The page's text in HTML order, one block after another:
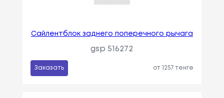
Сайлентблок заднего поперечного рычага
gsp 516272
Заказать от 1257 тенге